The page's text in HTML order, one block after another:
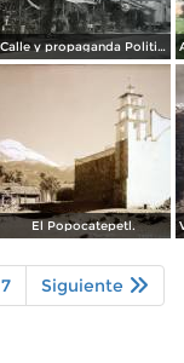
Calle y propaganda Politica a Cardenas Alrededores de Amecameca 1934
El Popocatepetl.
7 Siguiente